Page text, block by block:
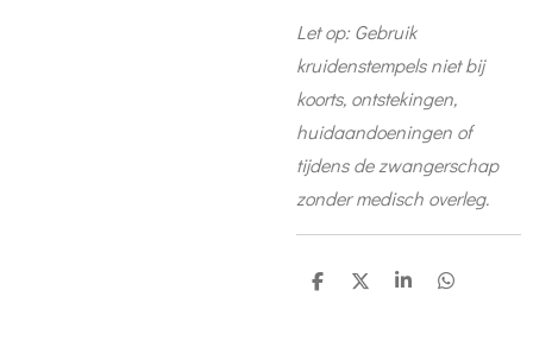
Let op: Gebruik
kruidenstempels niet bij
koorts, ontstekingen,
huidaandoeningen of
tijdens de zwangerschap
zonder medisch overleg.
D
D
S
D